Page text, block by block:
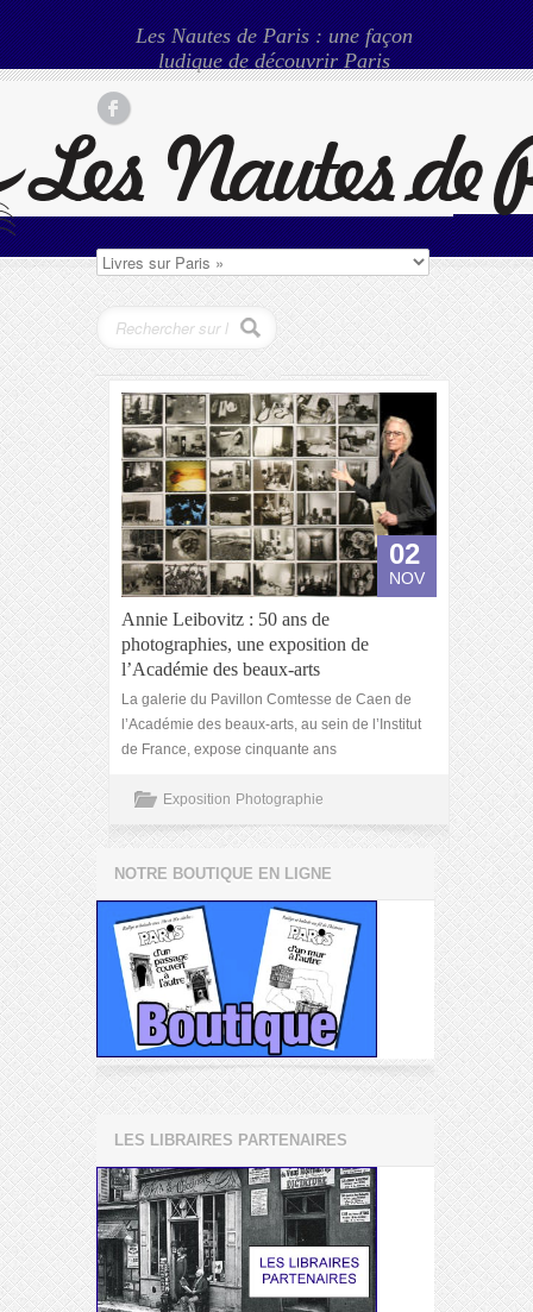
Les Nautes de Paris : une façon
ludique de découvrir Paris
02
NOV
Annie Leibovitz : 50 ans de
photographies, une exposition de
l’Académie des beaux-arts
La galerie du Pavillon Comtesse de Caen de
l’Académie des beaux-arts, au sein de l’Institut
de France, expose cinquante ans
Exposition Photographie
NOTRE BOUTIQUE EN LIGNE
LES LIBRAIRES PARTENAIRES